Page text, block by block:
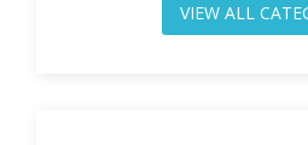
VIEW ALL